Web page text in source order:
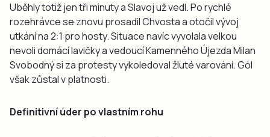
Uběhly totiž jen tři minuty a Slavoj už vedl. Po rychlé
rozehrávce se znovu prosadil Chvosta a otočil vývoj
utkání na 2:1 pro hosty. Situace navíc vyvolala velkou
nevoli domácí lavičky a vedoucí Kamenného Újezda Milan
Svobodný si za protesty vykoledoval žluté varování. Gól
však zůstal v platnosti.
Definitivní úder po vlastním rohu